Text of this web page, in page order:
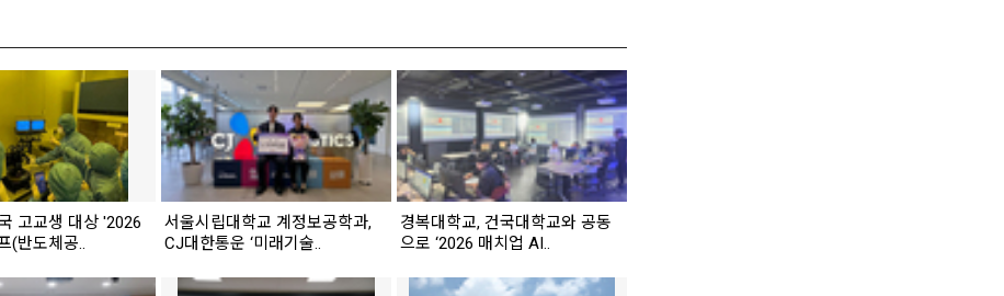
고교생 대상 '2026
(반도체공..
서울시립대학교 계정보공학과,
CJ대한통운 ‘미래기술..
경복대학교, 건국대학교와 공동
으로 ‘2026 매치업 AI..